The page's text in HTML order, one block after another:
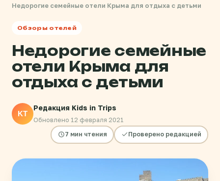
Недорогие семейные отели Крыма для отдыха с детьми
Обзоры отелей
Недорогие семейные
отели Крыма для
отдыха с детьми
KT
Редакция Kids in Trips
Обновлено 12 февраля 2021
7 мин чтения
Проверено редакцией